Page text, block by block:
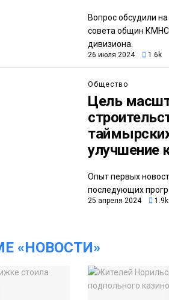
Вопрос обсудили
совета общин КМНС
дивизиона.
26 июля 2024 1.6k
Общество
Цель
улучшение
Опыт первых
последующих
25 апреля 2024 1.9k
«НОВОСТИ»